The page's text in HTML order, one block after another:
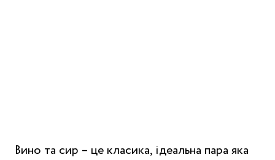
Вино та сир – це класика, ідеальна пара яка